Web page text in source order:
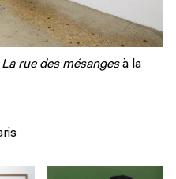
La rue des mésangesà la